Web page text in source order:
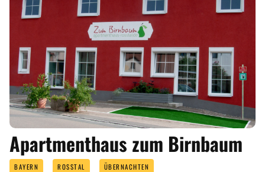
Apartmenthaus zum Birnbaum
BAYERN ROSSTAL ÜBERNACHTEN